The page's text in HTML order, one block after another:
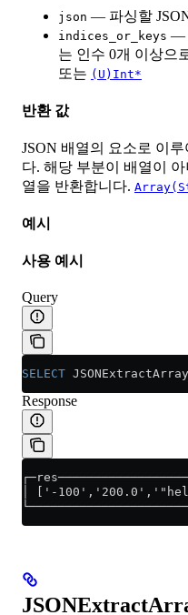
json — 파싱할
indices_or_keys —
는 인수 0개 이상으
또는 (U)Int*
반환 값
JSON 배열의 요소로 이
다. 해당 부분이 배열이
열을 반환합니다.
예시
사용 예시
Query
SELECT
Response
│ ['-